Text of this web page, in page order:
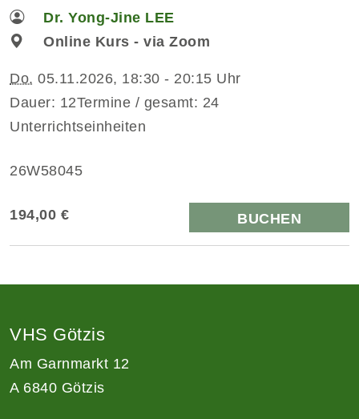
Dr. Yong-Jine LEE
Online Kurs - via Zoom
Do. 05.11.2026, 18:30 - 20:15 Uhr
Dauer: 12Termine / gesamt: 24
Unterrichtseinheiten
26W58045
194,00 € BUCHEN
VHS Götzis
Am Garnmarkt 12
A 6840 Götzis